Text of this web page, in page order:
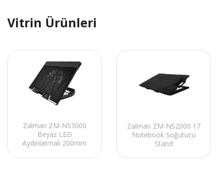
Vitrin Ürünleri
Zalman ZM-NS3000
Beyaz LED
Aydınlatmalı 200mm
Soğutucu Stand
Zalman ZM-NS2000 17
Notebook Soğutucu
Stand